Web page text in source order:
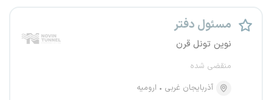
مسئول دفتر
نوین تونل قرن
منقضی شده
آذربایجان غربی
ارومیه